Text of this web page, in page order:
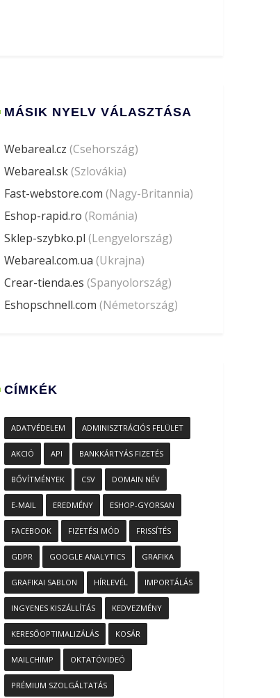
MÁSIK NYELV VÁLASZTÁSA
Webareal.cz (Csehország)
Webareal.sk(Szlovákia)
Fast-webstore.com (Nagy-Britannia)
Eshop-rapid.ro (Románia)
Sklep-szybko.pl (Lengyelország)
Webareal.com.ua (Ukrajna)
Crear-tienda.es (Spanyolország)
Eshopschnell.com (Németország)
CÍMKÉK
ADATVÉDELEM ADMINISZTRÁCIÓS FELÜLET
AKCIÓ API BANKKÁRTYÁS FIZETÉS
BŐVÍTMÉNYEK CSV DOMAIN NÉV
E-MAIL EREDMÉNY ESHOP-GYORSAN
FACEBOOK FIZETÉSI MÓD FRISSÍTÉS
GDPR GOOGLE ANALYTICS GRAFIKA
GRAFIKAI SABLON HÍRLEVÉL IMPORTÁLÁS
INGYENES KISZÁLLÍTÁS KEDVEZMÉNY
KERESŐOPTIMALIZÁLÁS KOSÁR
MAILCHIMP OKTATÓVIDEÓ
PRÉMIUM SZOLGÁLTATÁS